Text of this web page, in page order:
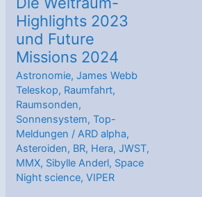
Highlights 2023
und Future
Missions 2024
Astronomie,James Webb
Teleskop, Raumfahrt,
Raumsonden,
Sonnensystem,Top-
Meldungen /ARD alpha,
Asteroiden, BR, Hera,JWST,
MMX, Sibylle Anderl, Space
Night science,VIPER